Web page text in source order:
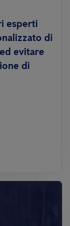
esperti
di
evitare
di